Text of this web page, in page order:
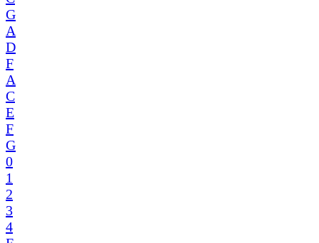
G
A
D
F
A
C
E
F
G
0
1
2
3
4